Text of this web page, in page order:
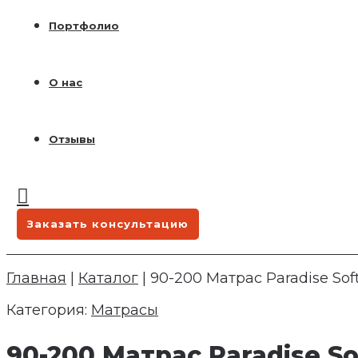
Портфолио
О нас
Отзывы
Заказать консультацию
Главная Каталог
90-200 Матрас Paradise
Категория: Матрасы